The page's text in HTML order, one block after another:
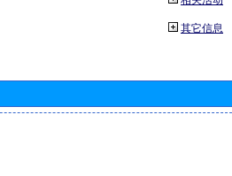
其它信息